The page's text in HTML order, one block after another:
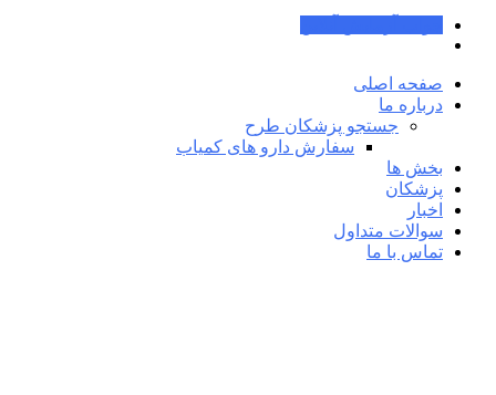
صفحه اصلی
درباره ما
جستجو پزشکان طرح
سفارش دارو های کمیاب
بخش ها
پزشکان
اخبار
سوالات متداول
تماس با ما